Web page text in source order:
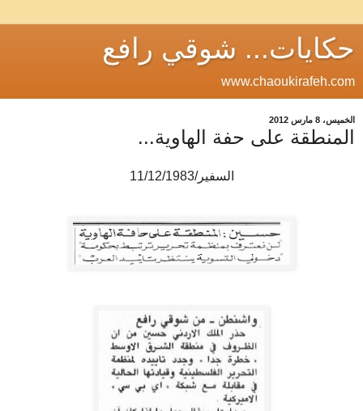
حكايات... شوقي رافع
www.chaoukirafeh.com
الخميس، 8 مارس 2012
المنطقة على حفة الهاوية...
السفير/11/12/1983